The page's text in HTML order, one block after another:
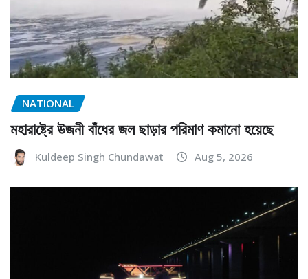
NATIONAL
মহারাষ্ট্রে উজনী বাঁধের জল ছাড়ার পরিমাণ কমানো হয়েছে
Kuldeep Singh Chundawat Aug 5, 2026